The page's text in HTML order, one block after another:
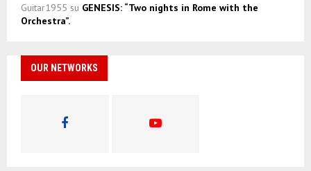
Guitar1955 su GENESIS: “Two nights in Rome with the
Orchestra”.
OUR NETWORKS